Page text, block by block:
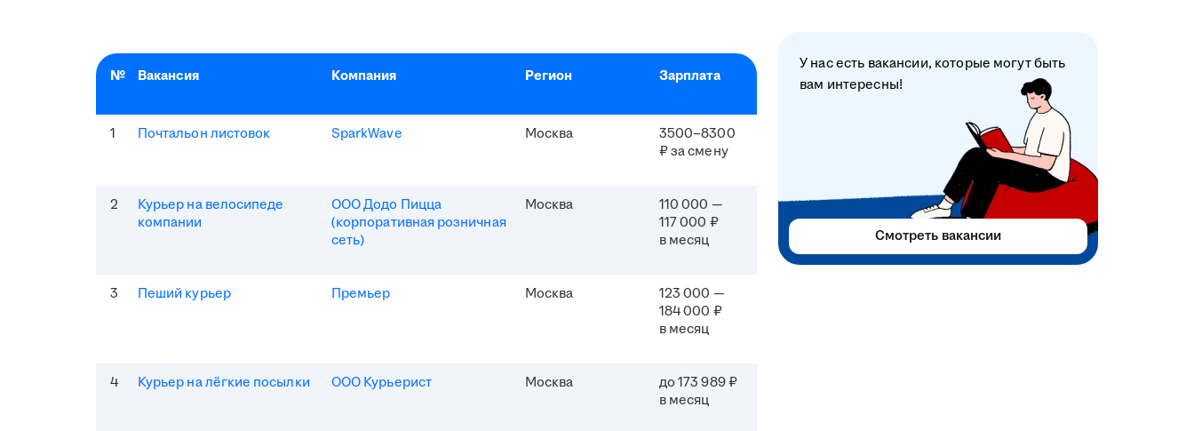
№ Вакансия Компания Регион Зарплата
1 Почтальон листовок SparkWave Москва
3500–8300
₽ за смену
2
Курьер на велосипеде
компании
ООО Додо Пицца
(корпоративная розничная
сеть)
Москва
110 000 —
117 000 ₽
в месяц
3 Пеший курьер Премьер Москва
123 000 —
184 000 ₽
в месяц
4 Курьер на лёгкие посылки ООО Курьерист Москва
до 173 989 ₽
в месяц
У нас есть вакансии, которые могут быть
вам интересны!
Смотреть вакансии